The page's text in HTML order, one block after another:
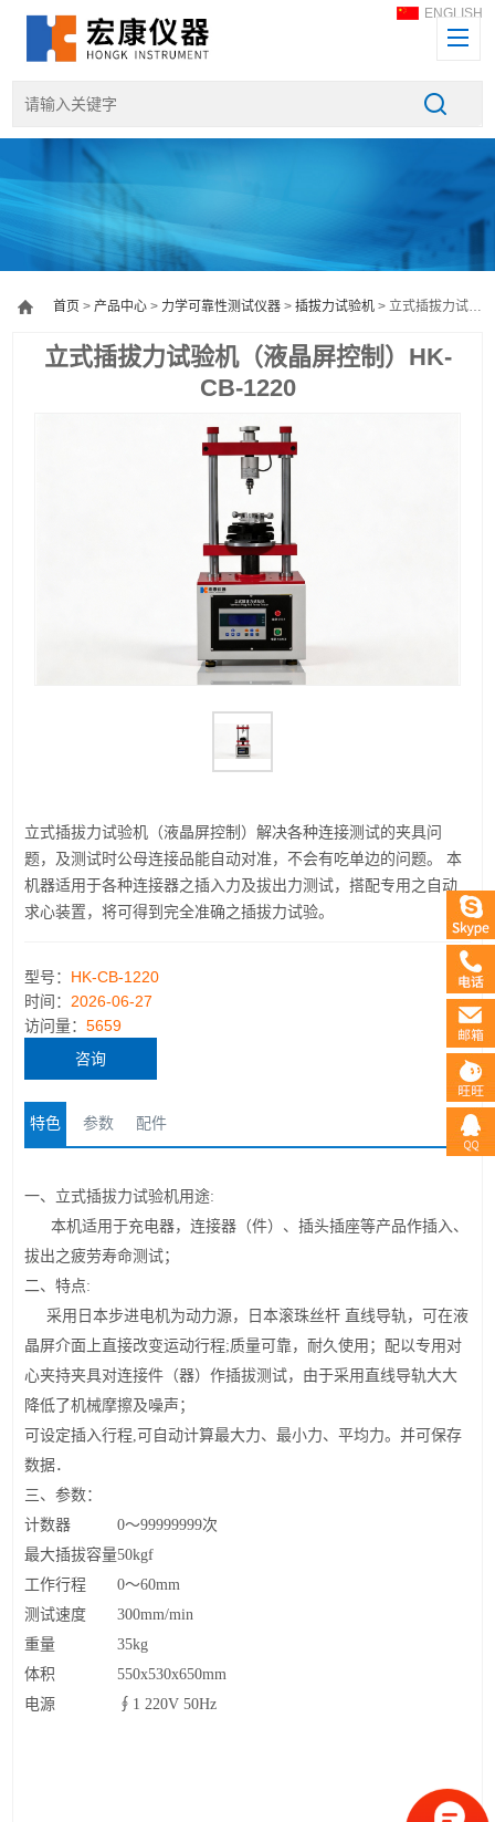
ENGLISH
首页 >产品中心 > 力学可靠性测试仪器 >插拔力试验机 > 立式插拔力试验机（液晶屏控制）HK-CB-1220
立式插拔力试验机（液晶屏控制）HK-
CB-1220
立式插拔力试验机（液晶屏控制）解决各种连接测试的夹具问
题，及测试时公母连接品能自动对准，不会有吃单边的问题。 本
机器适用于各种连接器之插入力及拔出力测试，搭配专用之自动
求心装置，将可得到完全准确之插拔力试验。
型号： HK-CB-1220
时间： 2026-06-27
访问量：5659
咨询
特色 参数 配件
一、 立式插拔力试验机用途:
本机适用于充电器，连接器（件）、插头插座等产品作插入、
拔出之疲劳寿命测试；
二、特点:
采用 日本步进电机为动力源， 日本滚珠丝杆 直线导轨，可在液
晶屏介面上直接改变运动行程;质量可靠，耐久使用；配以专用对
心夹持夹具对连接件（器）作插拔测试，由于采用 直线导轨大大
降低了机械摩擦及噪声；
可设定插入行程, 可 自动计算最大力、最小力、平均力。并可保存
数据．
三、参数：
计数器
0～99999999次
最大插拔容量50kgf
工作行程
0～60mm
测试速度
300mm/min
重量
35kg
体积
550x530x650mm
电源
∮1 220V 50Hz